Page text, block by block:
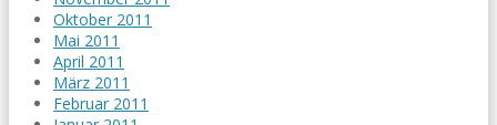
Oktober 2011
Mai 2011
April 2011
März 2011
Februar 2011